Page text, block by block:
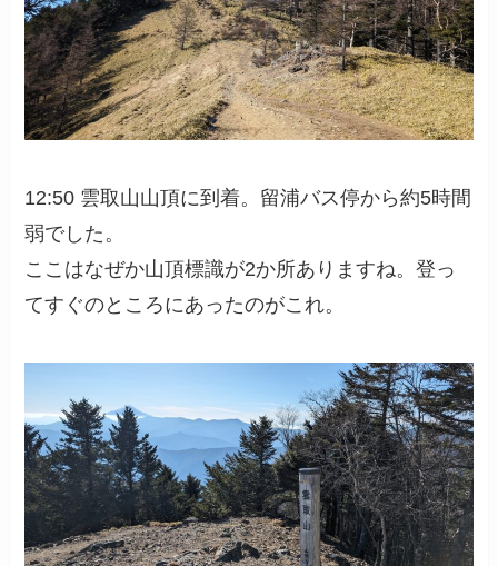
12:50 雲取山山頂に到着。留浦バス停から約5時間
弱でした。
ここはなぜか山頂標識が2か所ありますね。登っ
てすぐのところにあったのがこれ。